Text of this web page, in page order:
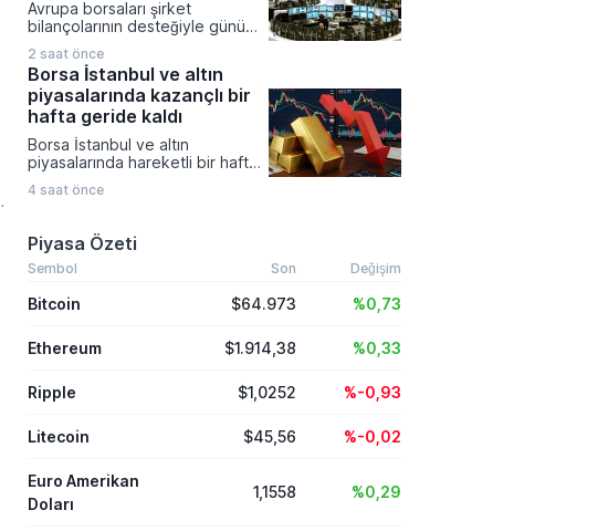
süreçte ulaşılan rakamları ve
bağışçı sayısını kamuoyuyla
paylaştı.
Avrupa borsaları şirket
bilançolarının desteğiyle günü
yatırımcılar ekonomik verilere
odaklandı. Küresel gıda
fiyatlarının hava şartları ve
jeopolitik risklerle zirveye
çıkması piyasalardaki enflasyon
endişelerini canlı tutuyor.
2 saat önce
Borsa İstanbul ve altın
piyasalarında kazançlı bir
hafta geride kaldı
Borsa İstanbul ve altın
piyasalarında hareketli bir hafta
araçlarının büyük çoğunluğu
başardı. Döviz kurlarında yukarı
yönlü ivme sınırlı kalırken,
kıymetli madenlere dayalı yatırım
ve değer kazanan varlıkları
4 saat önce
Piyasa Özeti
Sembol Son Değişim
Bitcoin $64.973 %0,73
Ethereum $1.914,38 %0,33
Ripple $1,0252 %-0,93
Litecoin $45,56 %-0,02
Euro Amerikan
Doları
1,1558 %0,29